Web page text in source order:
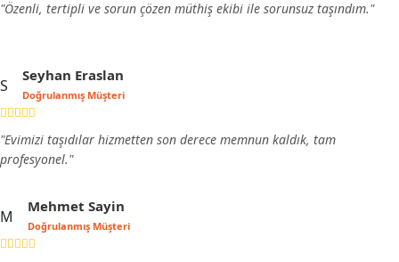
"Özenli, tertipli ve sorun çözen müthiş ekibi ile sorunsuz taşındım."
S
Seyhan Eraslan
Doğrulanmış Müşteri
"Evimizi taşıdılar hizmetten son derece memnun kaldık, tam
profesyonel."
M
Mehmet Sayin
Doğrulanmış Müşteri